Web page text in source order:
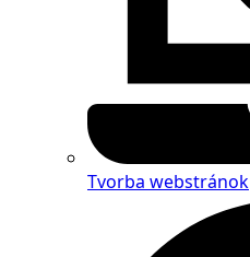
Tvorba webstránok